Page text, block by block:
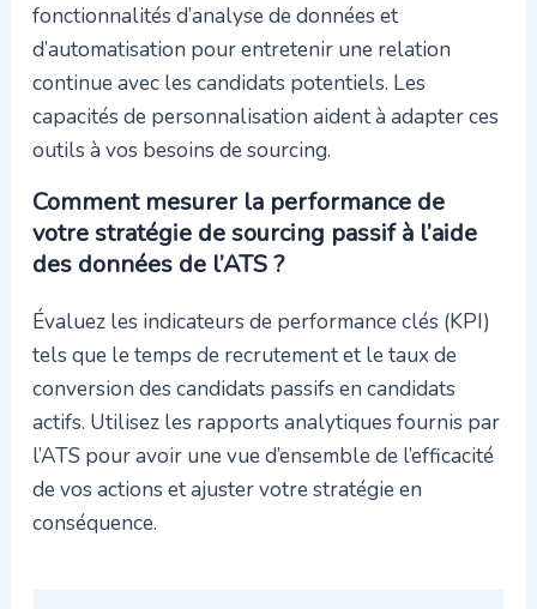
fonctionnalités d’analyse de données et
d’automatisation pour entretenir une relation
continue avec les candidats potentiels. Les
capacités de personnalisation aident à adapter ces
outils à vos besoins de sourcing.
Comment mesurer la performance de
votre stratégie de sourcing passif à l’aide
des données de l’ATS ?
Évaluez les indicateurs de performance clés (KPI)
tels que le temps de recrutement et le taux de
conversion des candidats passifs en candidats
actifs. Utilisez les rapports analytiques fournis par
l’ATS pour avoir une vue d’ensemble de l’efficacité
de vos actions et ajuster votre stratégie en
conséquence.